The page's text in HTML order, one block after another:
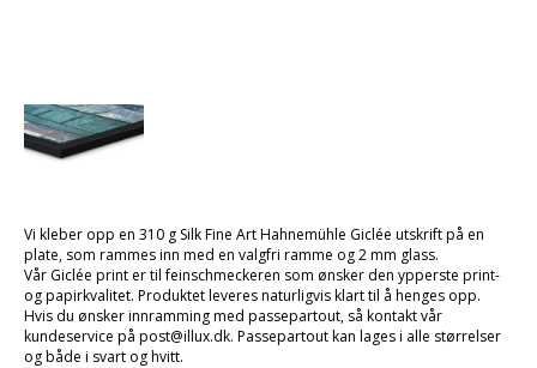
Vi kleber opp en 310 g Silk Fine Art Hahnemühle Giclée utskrift på en
plate, som rammes inn med en valgfri ramme og 2 mm glass.
Vår Giclée print er til feinschmeckeren som ønsker den ypperste print-
og papirkvalitet. Produktet leveres naturligvis klart til å henges opp.
Hvis du ønsker innramming med passepartout, så kontakt vår
kundeservice på post@illux.dk. Passepartout kan lages i alle størrelser
og både i svart og hvitt.